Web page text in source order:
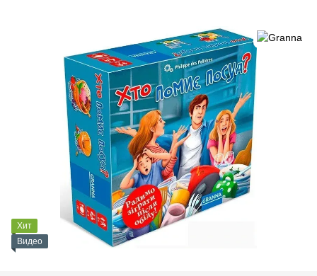
Хит
Видео